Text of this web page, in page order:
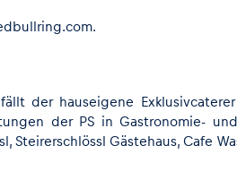
.
der hauseigene
der PS in Gastronomie-
Steirerschlössl Gästehaus, Cafe